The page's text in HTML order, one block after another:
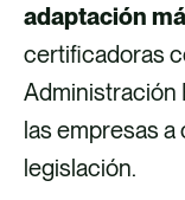
adaptación
certificadoras
Administración
las empresas
legislación.